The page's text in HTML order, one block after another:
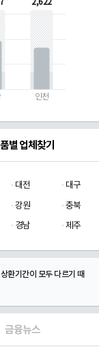
2,622
인천
별 업체찾기
대전
대구
강원
충북
경남 제주
환기간이 모두 다르기 때
금융뉴스